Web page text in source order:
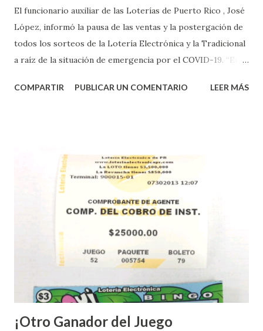
El funcionario auxiliar de las Loterías de Puerto Rico , José
López, informó la pausa de las ventas y la postergación de
todos los sorteos de la Lotería Electrónica y la Tradicional
a raíz de la situación de emergencia por el COVID-19. “En
proteger la salud de nuestros empleados, vendedores y
instantáneos”, indicó López. Sobre el sorteo de Powerball,
López explicó que el mismo se continuará realizando en los
Estados Unidos y los jugadores podrán conocer los
números ganadores del mismo a través de la página
aquellos con jugadas anticipadas de los sorteos locales (
Loto, Revancha, Pega 2, Pega 3 Pega 4 ) se les informará
Mientras, que l...
COMPARTIR PUBLICAR UN COMENTARIO LEER MÁS
¡Otro Ganador del Juego